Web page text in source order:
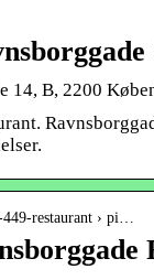
14, B, 2200
restaurant › pi…